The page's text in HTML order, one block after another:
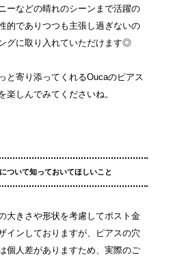
ーなどの晴れのシーンまで活躍の
的でありつつも主張し過ぎないの
グに取り入れていただけます◎
と寄り添ってくれるOucaのピアス
楽しんでみてくださいね。
ついて知っておいてほしいこと
大きさや形状を考慮してポスト金
インしておりますが、ピアスの穴
個人差がありますため、実際のご